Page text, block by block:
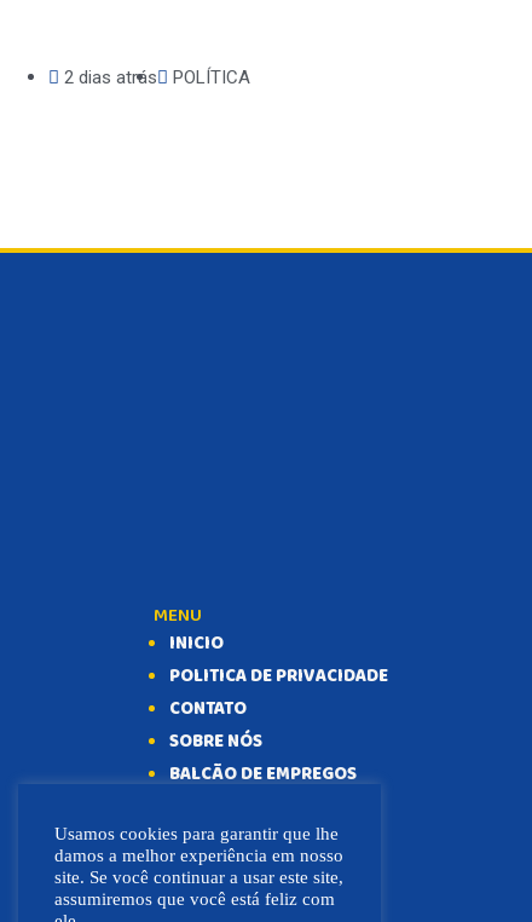
2 dias atrás POLÍTICA
MENU
INICIO
POLITICA DE PRIVACIDADE
CONTATO
SOBRE NÓS
BALCÃO DE EMPREGOS
Usamos cookies para garantir que lhe
damos a melhor experiência em nosso
site. Se você continuar a usar este site,
assumiremos que você está feliz com